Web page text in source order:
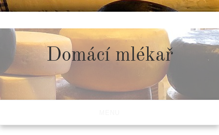
to
content
Domácí mlékař